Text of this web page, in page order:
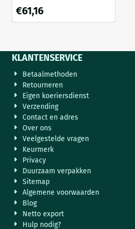
29 cm
€61,16
KLANTENSERVICE
Betaalmethoden
Retourneren
Eigen koeriersdienst
Verzending
Contact en adres
Over ons
Veelgestelde vragen
Keurmerk
Privacy
Duurzaam verpakken
Sitemap
Algemene voorwaarden
Blog
Netto export
Hulp nodig?